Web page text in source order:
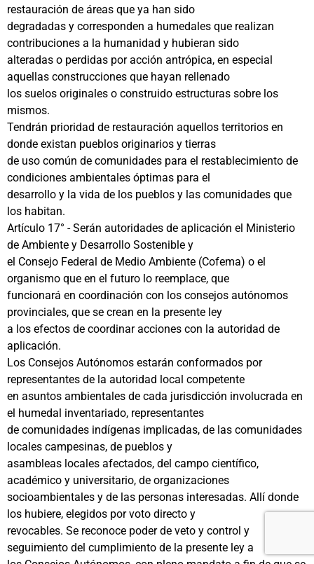
restauración de áreas que ya han sido
degradadas y corresponden a humedales que realizan
contribuciones a la humanidad y hubieran sido
alteradas o perdidas por acción antrópica, en especial
aquellas construcciones que hayan rellenado
los suelos originales o construido estructuras sobre los
mismos.
Tendrán prioridad de restauración aquellos territorios en
donde existan pueblos originarios y tierras
de uso común de comunidades para el restablecimiento de
condiciones ambientales óptimas para el
desarrollo y la vida de los pueblos y las comunidades que
los habitan.
Artículo 17° - Serán autoridades de aplicación el Ministerio
de Ambiente y Desarrollo Sostenible y
el Consejo Federal de Medio Ambiente (Cofema) o el
organismo que en el futuro lo reemplace, que
funcionará en coordinación con los consejos autónomos
provinciales, que se crean en la presente ley
a los efectos de coordinar acciones con la autoridad de
aplicación.
Los Consejos Autónomos estarán conformados por
representantes de la autoridad local competente
en asuntos ambientales de cada jurisdicción involucrada en
el humedal inventariado, representantes
de comunidades indígenas implicadas, de las comunidades
locales campesinas, de pueblos y
asambleas locales afectados, del campo científico,
académico y universitario, de organizaciones
socioambientales y de las personas interesadas. Allí donde
los hubiere, elegidos por voto directo y
revocables. Se reconoce poder de veto y control y
seguimiento del cumplimiento de la presente ley a